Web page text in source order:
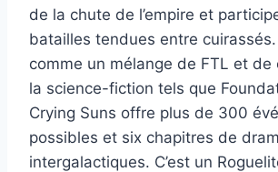
de la chute de l’empire et
batailles tendues entre
comme un mélange de FTL et de
la science-fiction tels que
Crying Suns offre plus de 300
possibles et six chapitres de
intergalactiques. C’est un